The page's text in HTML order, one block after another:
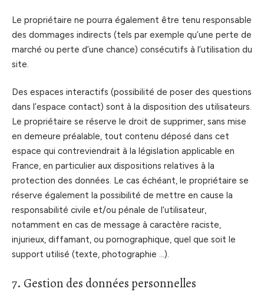
Le propriétaire ne pourra également être tenu responsable
des dommages indirects (tels par exemple qu’une perte de
marché ou perte d’une chance) consécutifs à l’utilisation du
site.
Des espaces interactifs (possibilité de poser des questions
dans l’espace contact) sont à la disposition des utilisateurs.
Le propriétaire se réserve le droit de supprimer, sans mise
en demeure préalable, tout contenu déposé dans cet
espace qui contreviendrait à la législation applicable en
France, en particulier aux dispositions relatives à la
protection des données. Le cas échéant, le propriétaire se
réserve également la possibilité de mettre en cause la
responsabilité civile et/ou pénale de l’utilisateur,
notamment en cas de message à caractère raciste,
injurieux, diffamant, ou pornographique, quel que soit le
support utilisé (texte, photographie …).
7. Gestion des données personnelles